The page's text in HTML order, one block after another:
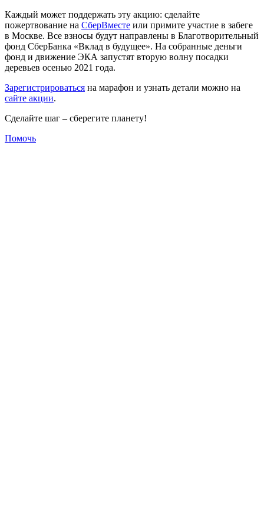
Каждый может поддержать эту акцию: сделайте
пожертвование на СберВместе или примите участие в забеге
в Москве. Все взносы будут направлены в Благотворительный
фонд СберБанка «Вклад в будущее». На собранные деньги
фонд и движение ЭКА запустят вторую волну посадки
деревьев осенью 2021 года.
Зарегистрироваться на марафон и узнать детали можно на
сайте акции.
Сделайте шаг – сберегите планету!
Помочь